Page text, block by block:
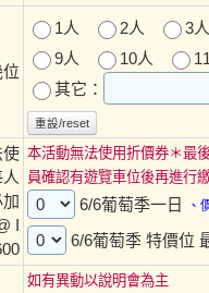
1人 2人 3人
9人
10人
其它：
重設/reset
使
I
本活動無法使用折價券＊最
員確認有遊覽車位後再進行
6/6葡萄季一日 、
6/6葡萄季 特價位
如有異動以說明會為主